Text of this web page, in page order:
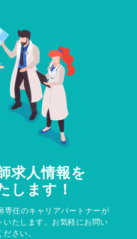
求人情報を
します！
専任のキャリアパートナーが
たします。お気軽にお問い
さい。